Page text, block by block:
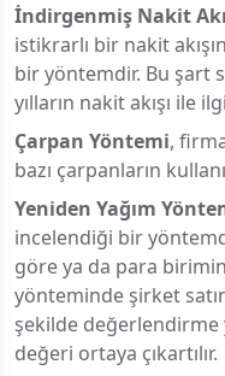
İndirgenmiş Nakit
istikrarlı bir nakit
bir yöntemdir. Bu şart
yılların nakit akışı ile
Çarpan Yöntemi,
bazı çarpanların
Yeniden Yağım
incelendiği bir
göre ya da para
yönteminde şirket
şekilde değerlendirme
değeri ortaya çıkartılır.